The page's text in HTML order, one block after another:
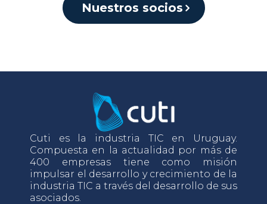
Nuestros socios
Cuti es la industria TIC en Uruguay.
Compuesta en la actualidad por más de
400 empresas tiene como misión
impulsar el desarrollo y crecimiento de la
industria TIC a través del desarrollo de sus
asociados.